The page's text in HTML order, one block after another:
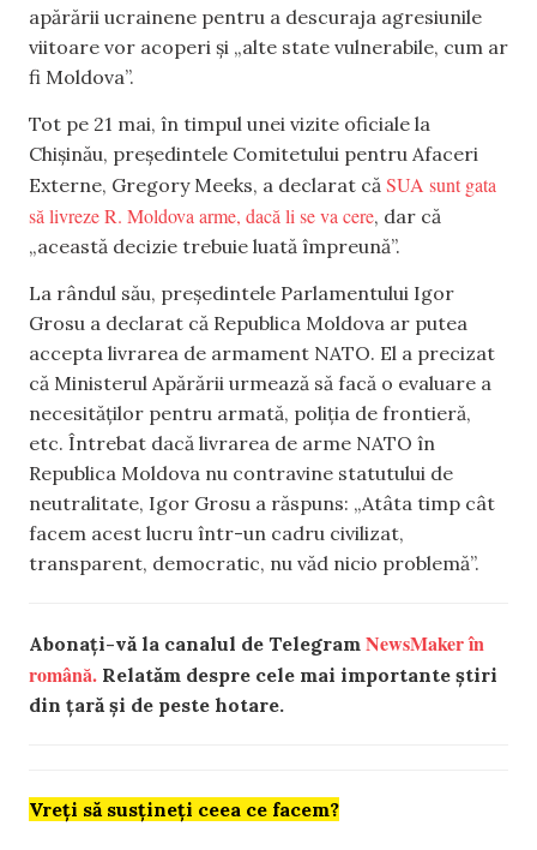
apărării ucrainene pentru a descuraja agresiunile
viitoare vor acoperi și „alte state vulnerabile, cum ar
fi Moldova”.
Tot pe 21 mai, în timpul unei vizite oficiale la
Chișinău, președintele Comitetului pentru Afaceri
Externe, Gregory Meeks, a declarat că SUA sunt gata
să livreze R. Moldova arme, dacă li se va cere, dar că
„această decizie trebuie luată împreună”.
La rândul său, președintele Parlamentului Igor
Grosu a declarat că Republica Moldova ar putea
accepta livrarea de armament NATO. El a precizat
că Ministerul Apărării urmează să facă o evaluare a
necesităților pentru armată, poliția de frontieră,
etc. Întrebat dacă livrarea de arme NATO în
Republica Moldova nu contravine statutului de
neutralitate, Igor Grosu a răspuns: „Atâta timp cât
facem acest lucru într-un cadru civilizat,
transparent, democratic, nu văd nicio problemă”.
Abonați-vă la canalul de Telegram NewsMaker în
română. Relatăm despre cele mai importante știri
din țară și de peste hotare.
Vreți să susțineți ceea ce facem?